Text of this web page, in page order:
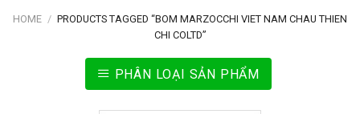
HOME / PRODUCTS TAGGED “BOM MARZOCCHI VIET NAM CHAU THIEN
CHI COLTD”
PHÂN LOẠI SẢN PHẨM